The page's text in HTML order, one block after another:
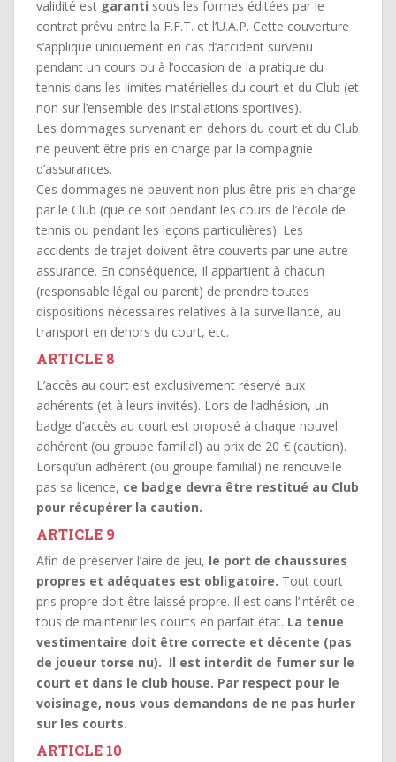
validité est garanti sous les formes éditées par le
contrat prévu entre la F.F.T. et l’U.A.P. Cette couverture
s’applique uniquement en cas d’accident survenu
pendant un cours ou à l’occasion de la pratique du
tennis dans les limites matérielles du court et du Club (et
non sur l’ensemble des installations sportives).
Les dommages survenant en dehors du court et du Club
ne peuvent être pris en charge par la compagnie
d’assurances.
Ces dommages ne peuvent non plus être pris en charge
par le Club (que ce soit pendant les cours de l’école de
tennis ou pendant les leçons particulières). Les
accidents de trajet doivent être couverts par une autre
assurance. En conséquence, Il appartient à chacun
(responsable légal ou parent) de prendre toutes
dispositions nécessaires relatives à la surveillance, au
transport en dehors du court, etc.
ARTICLE 8
L’accès au court est exclusivement réservé aux
adhérents (et à leurs invités). Lors de l’adhésion, un
badge d’accès au court est proposé à chaque nouvel
adhérent (ou groupe familial) au prix de 20 € (caution).
Lorsqu’un adhérent (ou groupe familial) ne renouvelle
pas sa licence, ce badge devra être restitué au Club
pour récupérer la caution.
ARTICLE 9
Afin de préserver l’aire de jeu, le port de chaussures
propres et adéquates est obligatoire. Tout court
pris propre doit être laissé propre. Il est dans l’intérêt de
tous de maintenir les courts en parfait état. La tenue
vestimentaire doit être correcte et décente (pas
de joueur torse nu). Il est interdit de fumer sur le
court et dans le club house. Par respect pour le
voisinage, nous vous demandons de ne pas hurler
sur les courts.
ARTICLE 10